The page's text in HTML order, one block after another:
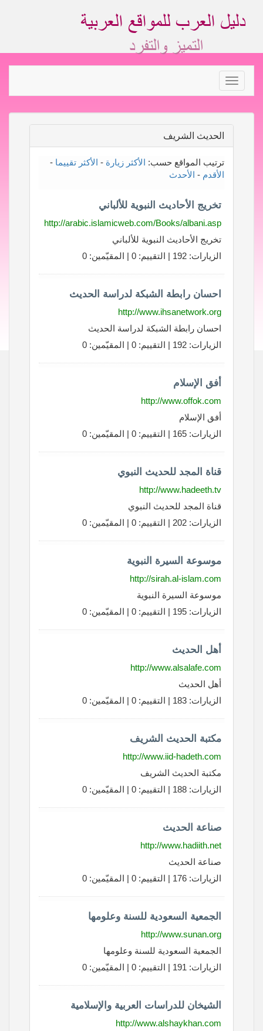
Toggle
navigation
الحديث الشريف
ترتيب المواقع حسب: الأكثر زيارة - الأكثر تقييما -
الأقدم - الأحدث
تخريج الأحاديث النبوية للألباني
http://arabic.islamicweb.com/Books/albani.asp
تخريج الأحاديث النبوية للألباني
الزيارات: 192 | التقييم: 0 | المقيّمين: 0
احسان رابطة الشبكة لدراسة الحديث
http://www.ihsanetwork.org
احسان رابطة الشبكة لدراسة الحديث
الزيارات: 192 | التقييم: 0 | المقيّمين: 0
أفق الإسلام
http://www.offok.com
أفق الإسلام
الزيارات: 165 | التقييم: 0 | المقيّمين: 0
قناة المجد للحديث النبوي
http://www.hadeeth.tv
قناة المجد للحديث النبوي
الزيارات: 202 | التقييم: 0 | المقيّمين: 0
موسوعة السيرة النبوية
http://sirah.al-islam.com
موسوعة السيرة النبوية
الزيارات: 195 | التقييم: 0 | المقيّمين: 0
أهل الحديث
http://www.alsalafe.com
أهل الحديث
الزيارات: 183 | التقييم: 0 | المقيّمين: 0
مكتبة الحديث الشريف
http://www.iid-hadeth.com
مكتبة الحديث الشريف
الزيارات: 188 | التقييم: 0 | المقيّمين: 0
صناعة الحديث
http://www.hadiith.net
صناعة الحديث
الزيارات: 176 | التقييم: 0 | المقيّمين: 0
الجمعية السعودية للسنة وعلومها
http://www.sunan.org
الجمعية السعودية للسنة وعلومها
الزيارات: 191 | التقييم: 0 | المقيّمين: 0
الشيخان للدراسات العربية والإسلامية
http://www.alshaykhan.com